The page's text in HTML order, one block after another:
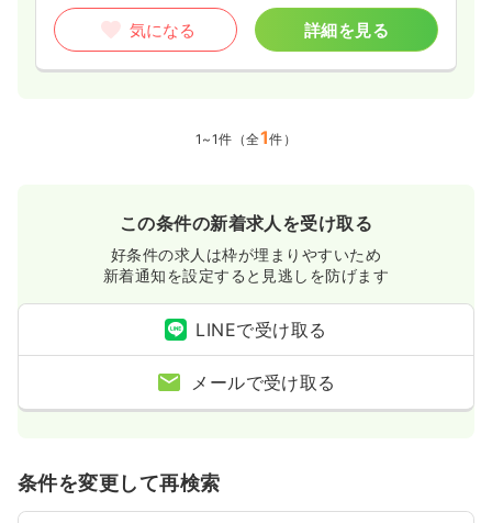
気になる 詳細を見る
1~1件（全1件）
この条件の新着求人を受け取る
好条件の求人は枠が埋まりやすいため
新着通知を設定すると見逃しを防げます
LINEで受け取る
メールで受け取る
条件を変更して再検索